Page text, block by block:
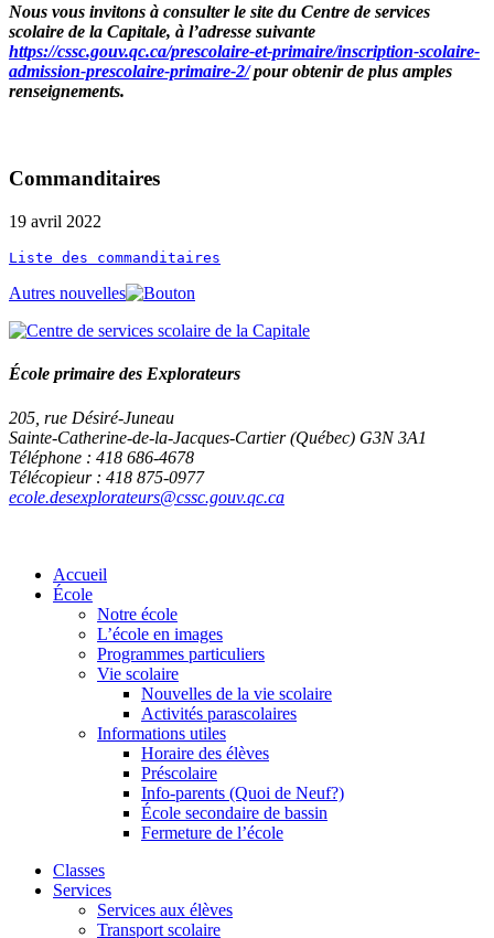
Nous vous invitons à consulter le site du Centre de services
scolaire de la Capitale, à l’adresse suivante
https://cssc.gouv.qc.ca/prescolaire-et-primaire/inscription-scolaire-
admission-prescolaire-primaire-2/pour obtenir de plus amples
renseignements.
Commanditaires
19 avril 2022
Liste des commanditaires
Autres nouvelles
École primaire des Explorateurs
205, rue Désiré-Juneau
Sainte-Catherine-de-la-Jacques-Cartier (Québec) G3N 3A1
Téléphone : 418 686-4678
Télécopieur : 418 875-0977
ecole.desexplorateurs@cssc.gouv.qc.ca
Accueil
École
Notre école
L’école en images
Programmes particuliers
Vie scolaire
Nouvelles de la vie scolaire
Activités parascolaires
Informations utiles
Horaire des élèves
Préscolaire
Info-parents (Quoi de Neuf?)
École secondaire de bassin
Fermeture de l’école
Classes
Services
Services aux élèves
Transport scolaire